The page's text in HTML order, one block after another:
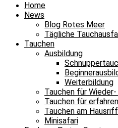
Home
News
Blog Rotes Meer
Tägliche
Tauchen
Ausbildung
Weiterbildung
Tauchen für
Tauchen für
Tauchen am Hausriff
Minisafari